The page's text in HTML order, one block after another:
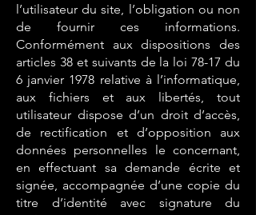
l’utilisateur du site, l’obligation ou non
de fournir ces informations.
Conformément aux dispositions des
articles 38 et suivants de la loi 78-17 du
6 janvier 1978 relative à l’informatique,
aux fichiers et aux libertés, tout
utilisateur dispose d’un droit d’accès,
de rectification et d’opposition aux
données personnelles le concernant,
en effectuant sa demande écrite et
signée, accompagnée d’une copie du
titre d’identité avec signature du